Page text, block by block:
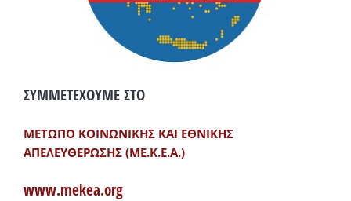
ΣΥΜΜΕΤΕΧΟΥΜΕ ΣΤΟ
ΜΕΤΩΠΟ ΚΟΙΝΩΝΙΚΗΣ ΚΑΙ ΕΘΝΙΚΗΣ
ΑΠΕΛΕΥΘΕΡΩΣΗΣ (ΜΕ.Κ.Ε.Α.)
www.mekea.org